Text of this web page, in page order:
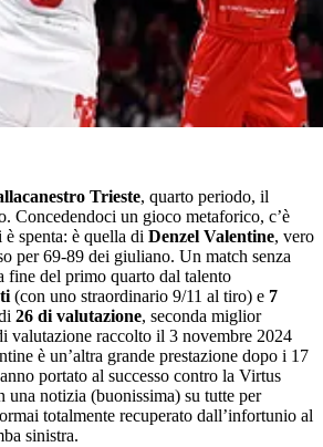
Trieste, quarto periodo, il
Concedendoci un gioco metaforico, c’è
spenta: è quella di Denzel Valentine, vero
per 69-89 dei giuliano. Un match senza
fine del primo quarto dal talento
(con uno straordinario 9/11 al tiro) e 7
26 di valutazione, seconda miglior
valutazione raccolto il 3 novembre 2024
è un’altra grande prestazione dopo i 17
portato al successo contro la Virtus
una notizia (buonissima) su tutte per
totalmente recuperato dall’infortunio al
sinistra.